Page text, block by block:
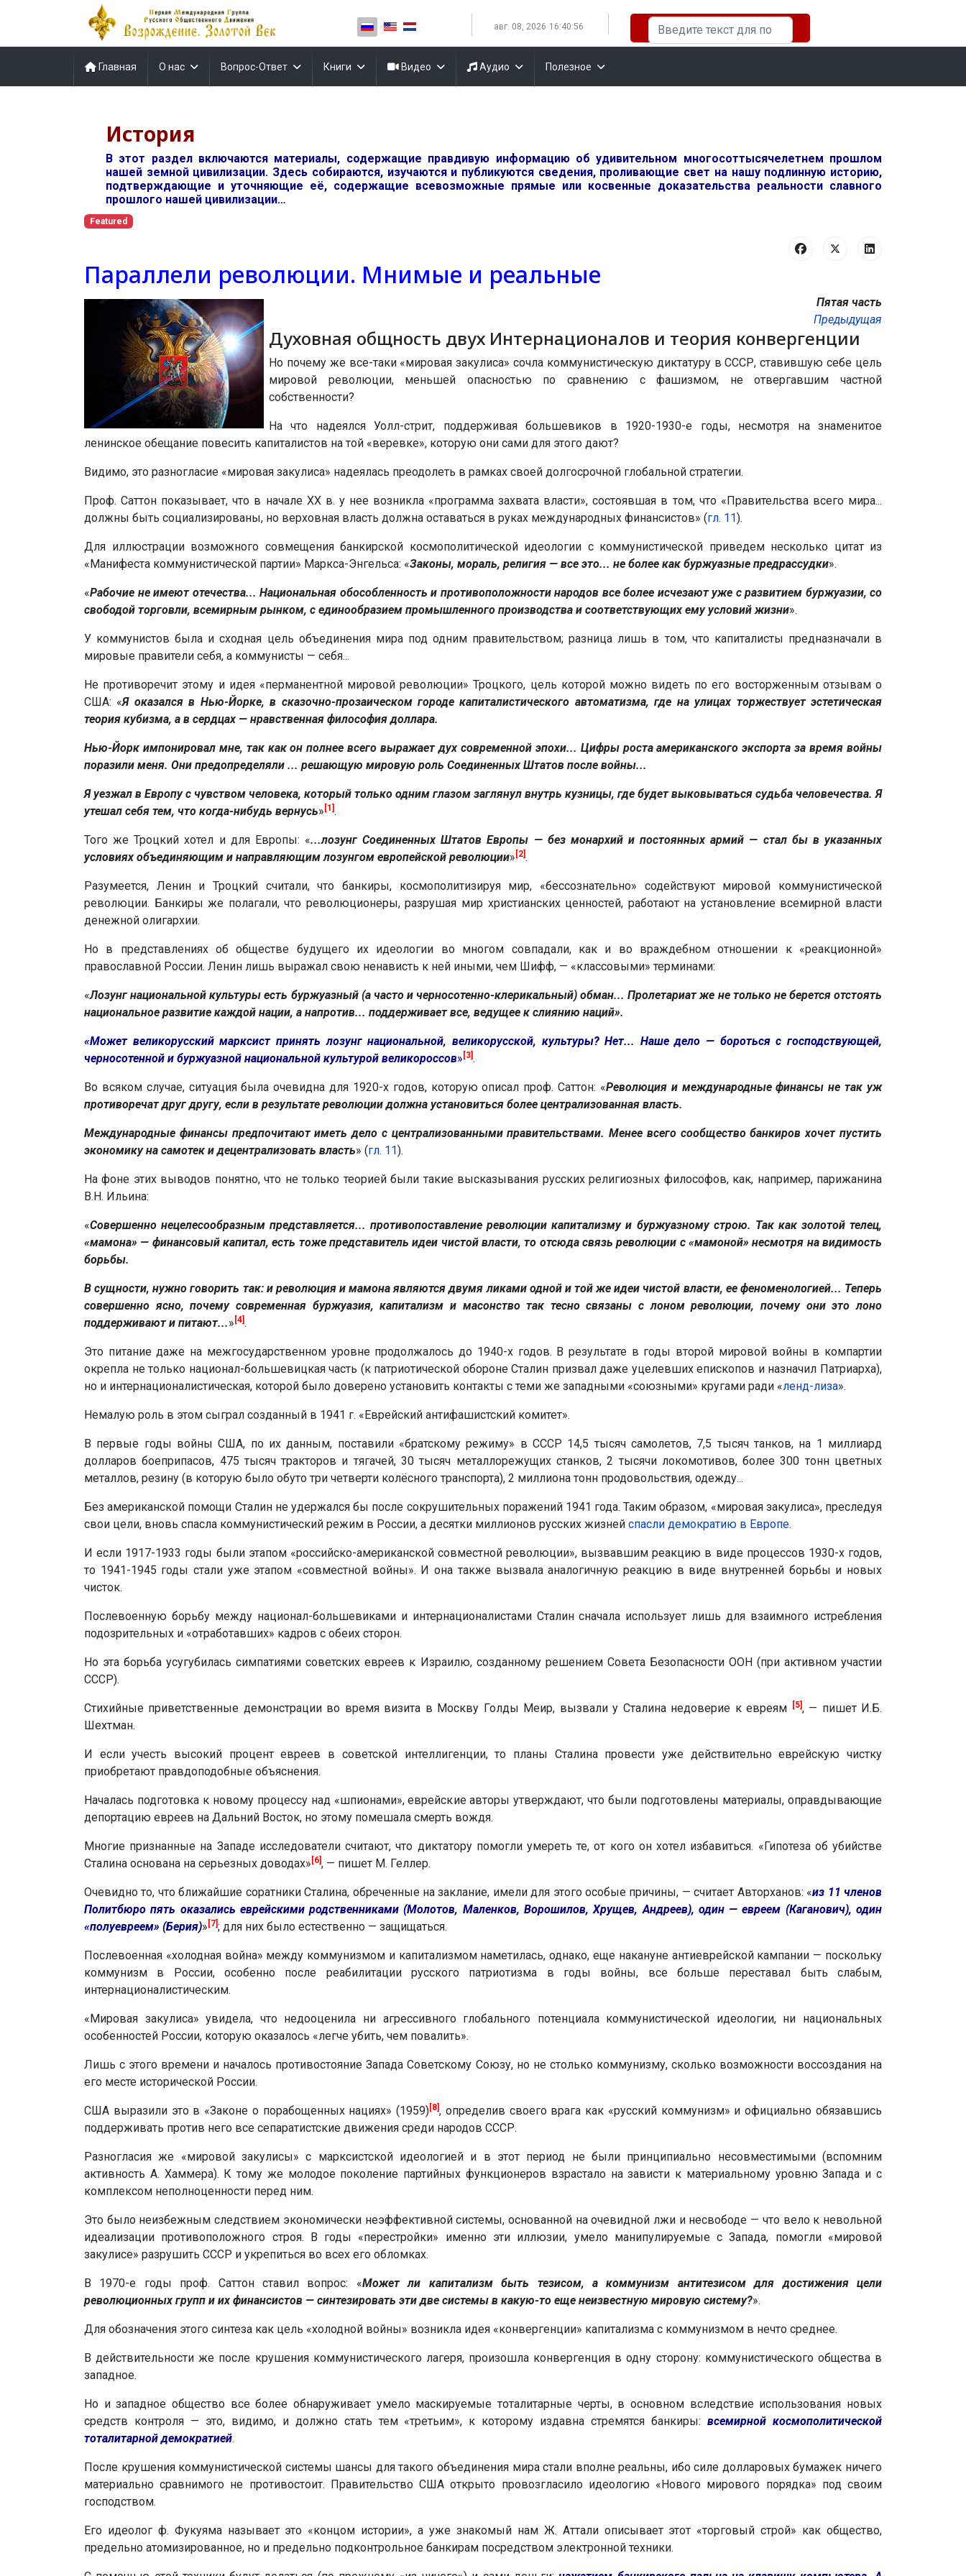
Выберите язык
авг. 08, 2026 16:40:57 Искать...
Главная О нас Вопрос-Ответ Книги Видео Аудио Полезное
История
В этот раздел включаются материалы, содержащие правдивую информацию об удивительном многосоттысячелетнем прошлом
нашей земной цивилизации. Здесь собираются, изучаются и публикуются сведения, проливающие свет на нашу подлинную историю,
подтверждающие и уточняющие её, содержащие всевозможные прямые или косвенные доказательства реальности славного
прошлого нашей цивилизации…
Featured
Параллели революции. Мнимые и реальные
Пятая часть
Предыдущая
Духовная общность двух Интернационалов и теория конвергенции
Но почему же все-таки «мировая закулиса» сочла коммунистическую диктатуру в СССР, ставившую себе цель
мировой революции, меньшей опасностью по сравнению с фашизмом, не отвергавшим частной
собственности?
На что надеялся Уолл-стрит, поддерживая большевиков в 1920-1930-е годы, несмотря на знаменитое
ленинское обещание повесить капиталистов на той «веревке», которую они сами для этого дают?
Видимо, это разногласие «мировая закулиса» надеялась преодолеть в рамках своей долгосрочной глобальной стратегии.
Проф. Саттон показывает, что в начале XX в. у нее возникла «программа захвата власти», состоявшая в том, что «Правительства всего мира...
должны быть социализированы, но верховная власть должна оставаться в руках международных финансистов» (гл. 11).
Для иллюстрации возможного совмещения банкирской космополитической идеологии с коммунистической приведем несколько цитат из
«Манифеста коммунистической партии» Маркса-Энгельса: «Законы, мораль, религия — все это... не более как буржуазные предрассудки».
«Рабочие не имеют отечества... Национальная обособленность и противоположности народов все более исчезают уже с развитием буржуазии, со
свободой торговли, всемирным рынком, с единообразием промышленного производства и соответствующих ему условий жизни».
У коммунистов была и сходная цель объединения мира под одним правительством; разница лишь в том, что капиталисты предназначали в
мировые правители себя, а коммунисты — себя...
Не противоречит этому и идея «перманентной мировой революции» Троцкого, цель которой можно видеть по его восторженным отзывам о
США: «Я оказался в Нью-Йорке, в сказочно-прозаическом городе капиталистического автоматизма, где на улицах торжествует эстетическая
теория кубизма, а в сердцах — нравственная философия доллара.
Нью-Йорк импонировал мне, так как он полнее всего выражает дух современной эпохи... Цифры роста американского экспорта за время войны
поразили меня. Они предопределяли ... решающую мировую роль Соединенных Штатов после войны...
Я уезжал в Европу с чувством человека, который только одним глазом заглянул внутрь кузницы, где будет выковываться судьба человечества. Я
утешал себя тем, что когда-нибудь вернусь» [1].
Того же Троцкий хотел и для Европы: «...лозунг Соединенных Штатов Европы — без монархий и постоянных армий — стал бы в указанных
условиях объединяющим и направляющим лозунгом европейской революции» [2].
Разумеется, Ленин и Троцкий считали, что банкиры, космополитизируя мир, «бессознательно» содействуют мировой коммунистической
революции. Банкиры же полагали, что революционеры, разрушая мир христианских ценностей, работают на установление всемирной власти
денежной олигархии.
Но в представлениях об обществе будущего их идеологии во многом совпадали, как и во враждебном отношении к «реакционной»
православной России. Ленин лишь выражал свою ненависть к ней иными, чем Шифф, — «классовыми» терминами:
«Лозунг национальной культуры есть буржуазный (а часто и черносотенно-клерикальный) обман... Пролетариат же не только не берется отстоять
национальное развитие каждой нации, а напротив... поддерживает все, ведущее к слиянию наций».
«Может великорусский марксист принять лозунг национальной, великорусской, культуры? Нет... Наше дело — бороться с господствующей,
черносотенной и буржуазной национальной культурой великороссов» [3].
Во всяком случае, ситуация была очевидна для 1920-х годов, которую описал проф. Саттон: «Революция и международные финансы не так уж
противоречат друг другу, если в результате революции должна установиться более централизованная власть.
Международные финансы предпочитают иметь дело с централизованными правительствами. Менее всего сообщество банкиров хочет пустить
экономику на самотек и децентрализовать власть» (гл. 11).
На фоне этих выводов понятно, что не только теорией были такие высказывания русских религиозных философов, как, например, парижанина
В.Н. Ильина:
«Совершенно нецелесообразным представляется... противопоставление революции капитализму и буржуазному строю. Так как золотой телец,
«мамона» — финансовый капитал, есть тоже представитель идеи чистой власти, то отсюда связь революции с «мамоной» несмотря на видимость
борьбы.
В сущности, нужно говорить так: и революция и мамона являются двумя ликами одной и той же идеи чистой власти, ее феноменологией... Теперь
совершенно ясно, почему современная буржуазия, капитализм и масонство так тесно связаны с лоном революции, почему они это лоно
поддерживают и питают...» [4].
Это питание даже на межгосударственном уровне продолжалось до 1940-х годов. В результате в годы второй мировой войны в компартии
окрепла не только национал-большевицкая часть (к патриотической обороне Сталин призвал даже уцелевших епископов и назначил Патриарха),
но и интернационалистическая, которой было доверено установить контакты с теми же западными «союзными» кругами ради «ленд-лиза».
Немалую роль в этом сыграл созданный в 1941 г. «Еврейский антифашистский комитет».
В первые годы войны США, по их данным, поставили «братскому режиму» в СССР 14,5 тысяч самолетов, 7,5 тысяч танков, на 1 миллиард
долларов боеприпасов, 475 тысяч тракторов и тягачей, 30 тысяч металлорежущих станков, 2 тысячи локомотивов, более 300 тонн цветных
металлов, резину (в которую было обуто три четверти колёсного транспорта), 2 миллиона тонн продовольствия, одежду...
Без американской помощи Сталин не удержался бы после сокрушительных поражений 1941 года. Таким образом, «мировая закулиса», преследуя
свои цели, вновь спасла коммунистический режим в России, а десятки миллионов русских жизней спасли демократию в Европе.
И если 1917-1933 годы были этапом «российско-американской совместной революции», вызвавшим реакцию в виде процессов 1930-х годов,
то 1941-1945 годы стали уже этапом «совместной войны». И она также вызвала аналогичную реакцию в виде внутренней борьбы и новых
чисток.
Послевоенную борьбу между национал-большевиками и интернационалистами Сталин сначала использует лишь для взаимного истребления
подозрительных и «отработавших» кадров с обеих сторон.
Но эта борьба усугубилась симпатиями советских евреев к Израилю, созданному решением Совета Безопасности ООН (при активном участии
СССР).
Стихийные приветственные демонстрации во время визита в Москву Голды Меир, вызвали у Сталина недоверие к евреям [5], — пишет И.Б.
Шехтман.
И если учесть высокий процент евреев в советской интеллигенции, то планы Сталина провести уже действительно еврейскую чистку
приобретают правдоподобные объяснения.
Началась подготовка к новому процессу над «шпионами», еврейские авторы утверждают, что были подготовлены материалы, оправдывающие
депортацию евреев на Дальний Восток, но этому помешала смерть вождя.
Многие признанные на Западе исследователи считают, что диктатору помогли умереть те, от кого он хотел избавиться. «Гипотеза об убийстве
Сталина основана на серьезных доводах» [6], — пишет М. Геллер.
Очевидно то, что ближайшие соратники Сталина, обреченные на заклание, имели для этого особые причины, — считает Авторханов: «из 11 членов
Политбюро пять оказались еврейскими родственниками (Молотов, Маленков, Ворошилов, Хрущев, Андреев), один — евреем (Каганович), один
«полуевреем» (Берия)» [7]; для них было естественно — защищаться.
Послевоенная «холодная война» между коммунизмом и капитализмом наметилась, однако, еще накануне антиеврейской кампании — поскольку
коммунизм в России, особенно после реабилитации русского патриотизма в годы войны, все больше переставал быть слабым,
интернационалистическим.
«Мировая закулиса» увидела, что недооценила ни агрессивного глобального потенциала коммунистической идеологии, ни национальных
особенностей России, которую оказалось «легче убить, чем повалить».
Лишь с этого времени и началось противостояние Запада Советскому Союзу, но не столько коммунизму, сколько возможности воссоздания на
его месте исторической России.
США выразили это в «Законе о порабощенных нациях» (1959)[8], определив своего врага как «русский коммунизм» и официально обязавшись
поддерживать против него все сепаратистские движения среди народов СССР.
Разногласия же «мировой закулисы» с марксистской идеологией и в этот период не были принципиально несовместимыми (вспомним
активность А. Хаммера). К тому же молодое поколение партийных функционеров взрастало на зависти к материальному уровню Запада и с
комплексом неполноценности перед ним.
Это было неизбежным следствием экономически неэффективной системы, основанной на очевидной лжи и несвободе — что вело к невольной
идеализации противоположного строя. В годы «перестройки» именно эти иллюзии, умело манипулируемые с Запада, помогли «мировой
закулисе» разрушить СССР и укрепиться во всех его обломках.
В 1970-е годы проф. Саттон ставил вопрос: «Может ли капитализм быть тезисом, а коммунизм антитезисом для достижения цели
революционных групп и их финансистов — синтезировать эти две системы в какую-то еще неизвестную мировую систему?».
Для обозначения этого синтеза как цель «холодной войны» возникла идея «конвергенции» капитализма с коммунизмом в нечто среднее.
В действительности же после крушения коммунистического лагеря, произошла конвергенция в одну сторону: коммунистического общества в
западное.
Но и западное общество все более обнаруживает умело маскируемые тоталитарные черты, в основном вследствие использования новых
средств контроля — это, видимо, и должно стать тем «третьим», к которому издавна стремятся банкиры:всемирной космополитической
тоталитарной демократией.
После крушения коммунистической системы шансы для такого объединения мира стали вполне реальны, ибо силе долларовых бумажек ничего
материально сравнимого не противостоит. Правительство США открыто провозгласило идеологию «Нового мирового порядка» под своим
господством.
Его идеолог ф. Фукуяма называет это «концом истории», а уже знакомый нам Ж. Аттали описывает этот «торговый строй» как общество,
предельно атомизированное, но и предельно подконтрольное банкирам посредством электронной техники.